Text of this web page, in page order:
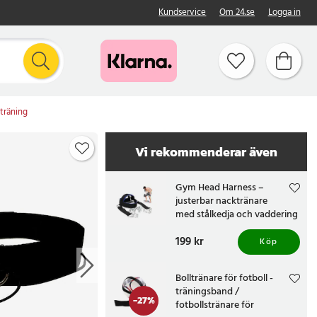
Kundservice Om 24.se Logga in
Vi rekommenderar även
Gym Head Harness –
justerbar nacktränare
med stålkedja och vaddering
Pris :199 kr
199 kr Köp
-27%
Bolltränare för fotboll -
träningsband /
fotbollstränare för